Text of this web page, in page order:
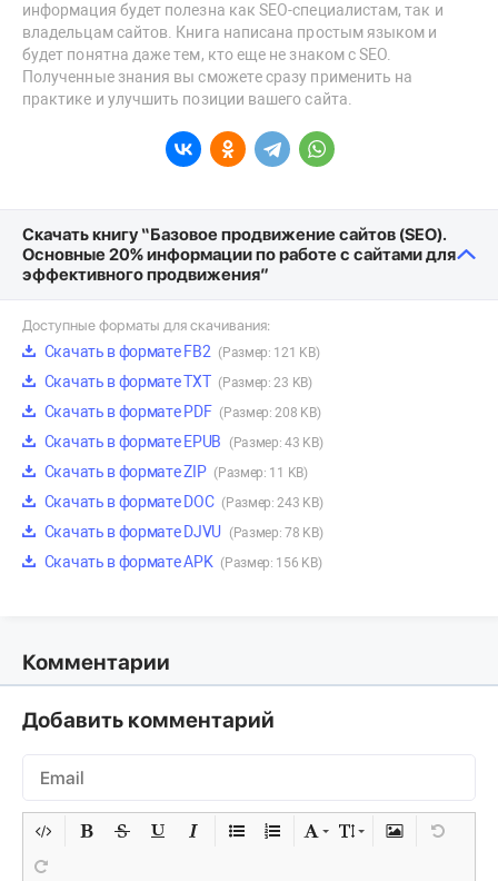
информация будет полезна как SEO-специалистам, так и
владельцам сайтов. Книга написана простым языком и
будет понятна даже тем, кто еще не знаком с SEO.
Полученные знания вы сможете сразу применить на
практике и улучшить позиции вашего сайта.
Скачать книгу “Базовое продвижение сайтов (SEO).
Основные 20% информации по работе с сайтами для
эффективного продвижения”
Доступные форматы для скачивания:
Скачать в формате FB2 (Размер: 121 KB)
Скачать в формате TXT (Размер: 23 KB)
Скачать в формате PDF (Размер: 208 KB)
Скачать в формате EPUB (Размер: 43 KB)
Скачать в формате ZIP (Размер: 11 KB)
Скачать в формате DOC (Размер: 243 KB)
Скачать в формате DJVU (Размер: 78 KB)
Скачать в формате APK (Размер: 156 KB)
Комментарии
Добавить комментарий